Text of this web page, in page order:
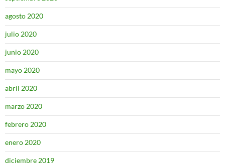
agosto 2020
julio 2020
junio 2020
mayo 2020
abril 2020
marzo 2020
febrero 2020
enero 2020
diciembre 2019